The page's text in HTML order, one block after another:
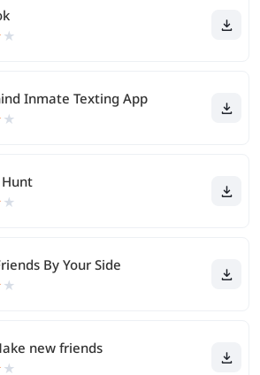
★
Inmate Texting App
★
★
By Your Side
★
new friends
★